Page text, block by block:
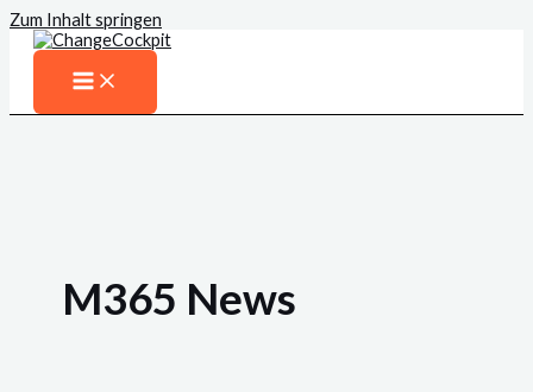
Zum Inhalt springen
M365 News